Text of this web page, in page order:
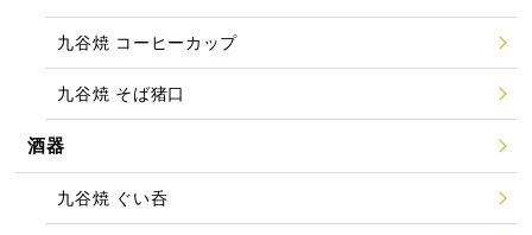
九谷焼 コーヒーカップ
九谷焼 そば猪口
酒器
九谷焼 ぐい呑